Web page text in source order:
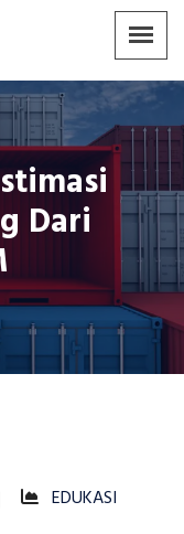
Dari
EDUKASI